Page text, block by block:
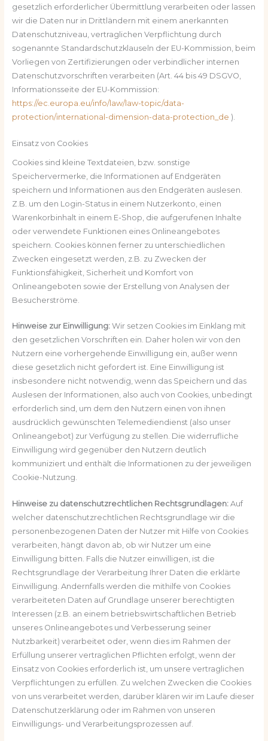
gesetzlich erforderlicher Übermittlung verarbeiten oder lassen
wir die Daten nur in Drittländern mit einem anerkannten
Datenschutzniveau, vertraglichen Verpflichtung durch
sogenannte Standardschutzklauseln der EU-Kommission, beim
Vorliegen von Zertifizierungen oder verbindlicher internen
Datenschutzvorschriften verarbeiten (Art. 44 bis 49 DSGVO,
Informationsseite der EU-Kommission:
https://ec.europa.eu/info/law/law-topic/data-
protection/international-dimension-data-protection_de ).
Einsatz von Cookies
Cookies sind kleine Textdateien, bzw. sonstige
Speichervermerke, die Informationen auf Endgeräten
speichern und Informationen aus den Endgeräten auslesen.
Z.B. um den Login-Status in einem Nutzerkonto, einen
Warenkorbinhalt in einem E-Shop, die aufgerufenen Inhalte
oder verwendete Funktionen eines Onlineangebotes
speichern. Cookies können ferner zu unterschiedlichen
Zwecken eingesetzt werden, z.B. zu Zwecken der
Funktionsfähigkeit, Sicherheit und Komfort von
Onlineangeboten sowie der Erstellung von Analysen der
Besucherströme.
Hinweise zur Einwilligung: Wir setzen Cookies im Einklang mit
den gesetzlichen Vorschriften ein. Daher holen wir von den
Nutzern eine vorhergehende Einwilligung ein, außer wenn
diese gesetzlich nicht gefordert ist. Eine Einwilligung ist
insbesondere nicht notwendig, wenn das Speichern und das
Auslesen der Informationen, also auch von Cookies, unbedingt
erforderlich sind, um dem den Nutzern einen von ihnen
ausdrücklich gewünschten Telemediendienst (also unser
Onlineangebot) zur Verfügung zu stellen. Die widerrufliche
Einwilligung wird gegenüber den Nutzern deutlich
kommuniziert und enthält die Informationen zu der jeweiligen
Cookie-Nutzung.
Hinweise zu datenschutzrechtlichen Rechtsgrundlagen: Auf
welcher datenschutzrechtlichen Rechtsgrundlage wir die
personenbezogenen Daten der Nutzer mit Hilfe von Cookies
verarbeiten, hängt davon ab, ob wir Nutzer um eine
Einwilligung bitten. Falls die Nutzer einwilligen, ist die
Rechtsgrundlage der Verarbeitung Ihrer Daten die erklärte
Einwilligung. Andernfalls werden die mithilfe von Cookies
verarbeiteten Daten auf Grundlage unserer berechtigten
Interessen (z.B. an einem betriebswirtschaftlichen Betrieb
unseres Onlineangebotes und Verbesserung seiner
Nutzbarkeit) verarbeitet oder, wenn dies im Rahmen der
Erfüllung unserer vertraglichen Pflichten erfolgt, wenn der
Einsatz von Cookies erforderlich ist, um unsere vertraglichen
Verpflichtungen zu erfüllen. Zu welchen Zwecken die Cookies
von uns verarbeitet werden, darüber klären wir im Laufe dieser
Datenschutzerklärung oder im Rahmen von unseren
Einwilligungs- und Verarbeitungsprozessen auf.